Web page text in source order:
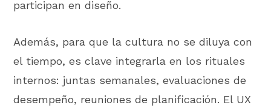
participan en diseño.
Además, para que la cultura no se diluya con
el tiempo, es clave integrarla en los rituales
internos: juntas semanales, evaluaciones de
desempeño, reuniones de planificación. El UX